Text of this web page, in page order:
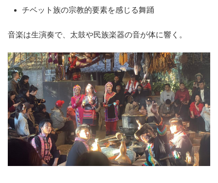
チベット族の宗教的要素を感じる舞踊
音楽は生演奏で、太鼓や民族楽器の音が体に響く。